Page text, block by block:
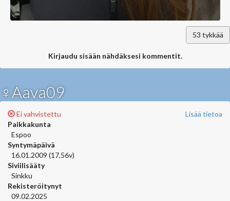
53 tykkää
Kirjaudu sisään nähdäksesi kommentit.
♀Aava09
Lisää tietoa
Ei vahvistettu
Paikkakunta
Espoo
Syntymäpäivä
16.01.2009 (17,56v)
Siviilisääty
Sinkku
Rekisteröitynyt
09.02.2025